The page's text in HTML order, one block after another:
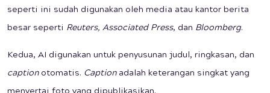
seperti ini sudah digunakan oleh media atau kantor berita
besar seperti Reuters, Associated Press, dan Bloomberg.
Kedua, AI digunakan untuk penyusunan judul, ringkasan, dan
captionotomatis. Captionadalah keterangan singkat yang